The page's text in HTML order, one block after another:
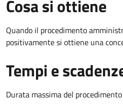
Cosa si ottiene
Quando il procedimento
positivamente si ottiene una
Tempi e
Durata massima del